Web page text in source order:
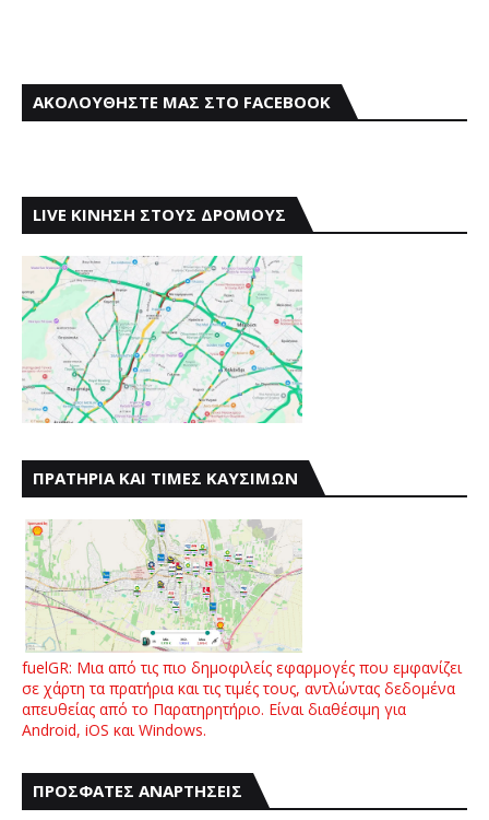
ΑΚΟΛΟΥΘΗΣΤΕ ΜΑΣ ΣΤΟ FACEBOOK
LIVE ΚΙΝΗΣΗ ΣΤΟΥΣ ΔΡΟΜΟΥΣ
ΠΡΑΤΗΡΙΑ ΚΑΙ ΤΙΜΕΣ ΚΑΥΣΙΜΩΝ
fuelGR: Μια από τις πιο δημοφιλείς εφαρμογές που εμφανίζει
σε χάρτη τα πρατήρια και τις τιμές τους, αντλώντας δεδομένα
απευθείας από το Παρατηρητήριο. Είναι διαθέσιμη για
Android, iOS και Windows.
ΠΡΟΣΦΑΤΕΣ ΑΝΑΡΤΗΣΕΙΣ